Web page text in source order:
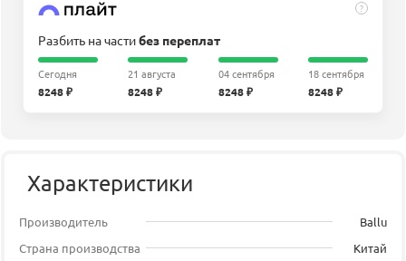
?
Разбить на частибез переплат
Сегодня
8248 ₽
21 августа
8248 ₽
04 сентября
8248 ₽
18 сентября
8248 ₽
Характеристики
Производитель
Ballu
Страна производства
Китай